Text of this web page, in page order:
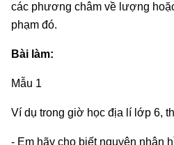
các phương châm về lượng
phạm đó.
Bài làm:
Mẫu 1
Ví dụ trong giờ học địa lí lớp 6,
- Em hãy cho biết nguyên nhân